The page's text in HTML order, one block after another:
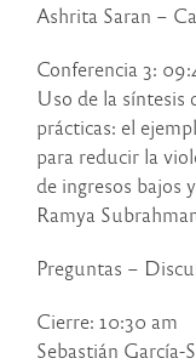
Ashrita Saran –
Conferencia 3:
Uso de la síntesis
prácticas: el
para reducir la
de ingresos bajos
Ramya
Preguntas –
Cierre: 10:30 am
Sebastián García-